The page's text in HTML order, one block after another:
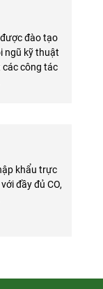
đào tạo
ngũ kỹ thuật
các công tác
khẩu trực
đầy đủ CO,